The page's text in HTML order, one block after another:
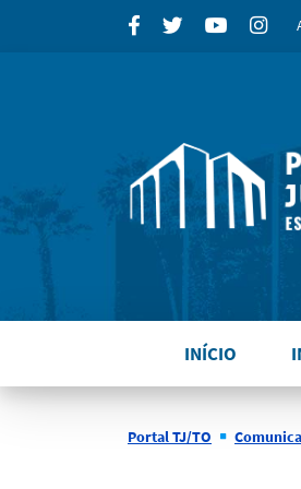
FacebookTwitter Youtube
INÍCIO
Portal TJ/TO